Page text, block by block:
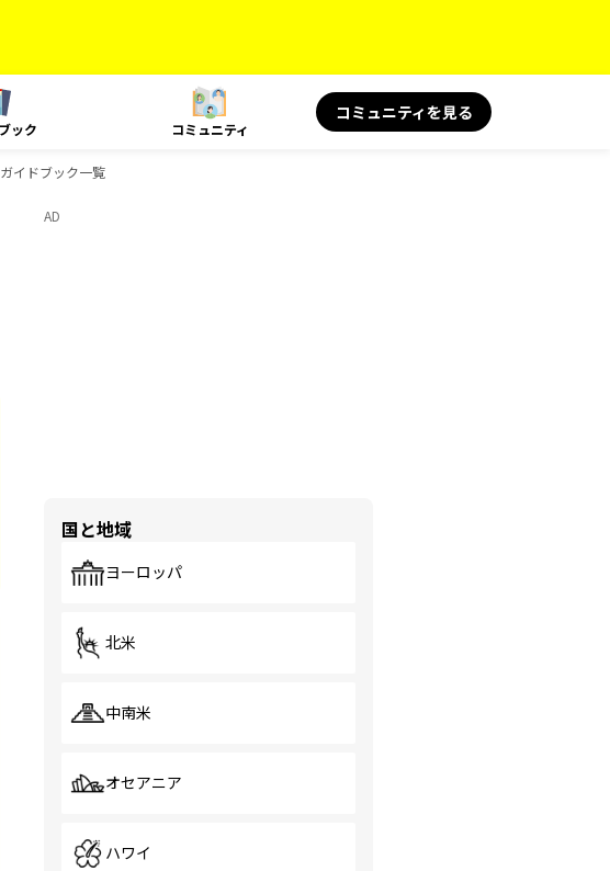
ック コミュニティ
コミュニティを見る
イドブック一覧
AD
国と地域
ヨーロッパ
北米
中南米
オセアニア
ハワイ